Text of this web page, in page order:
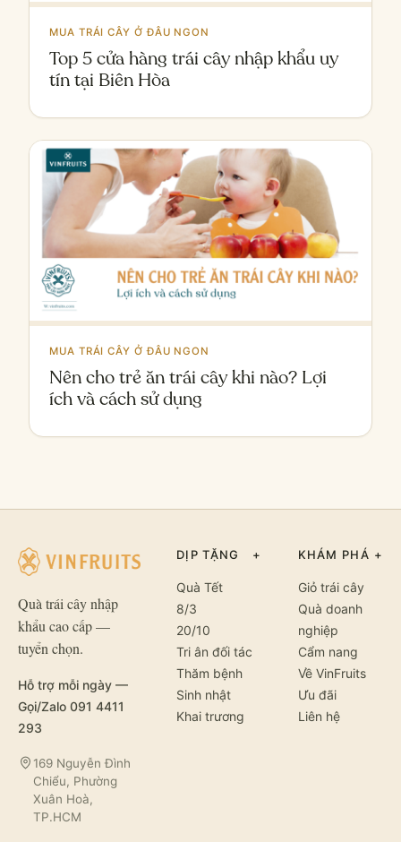
MUA TRÁI CÂY Ở ĐÂU NGON
Top 5 cửa hàng trái cây nhập khẩu uy
tín tại Biên Hòa
MUA TRÁI CÂY Ở ĐÂU NGON
Nên cho trẻ ăn trái cây khi nào? Lợi
ích và cách sử dụng
Quà trái cây nhập
khẩu cao cấp —
tuyển chọn.
Hỗ trợ mỗi ngày —
Gọi/Zalo 091 4411
293
169 Nguyễn Đình
Chiểu, Phường
Xuân Hoà,
TP.HCM
DỊP TẶNG +
Quà Tết
8/3
20/10
Tri ân đối tác
Thăm bệnh
Sinh nhật
Khai trương
KHÁM PHÁ +
Giỏ trái cây
Quà doanh
nghiệp
Cẩm nang
Về VinFruits
Ưu đãi
Liên hệ